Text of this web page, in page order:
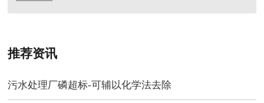
推荐资讯
污水处理厂磷超标-可辅以化学法去除